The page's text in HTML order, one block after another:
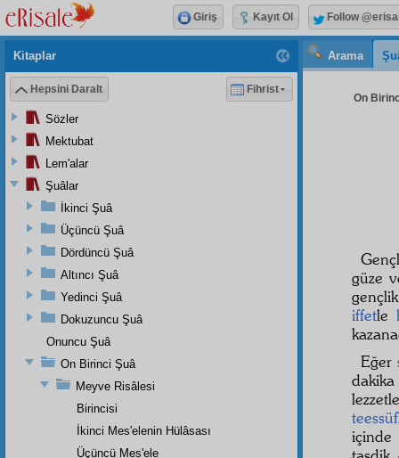
Arama
On
güze
iffetle
Eğer
dakika
teessüf
Kitaplar
Hepsini Daralt Fihrist
Sözler
Mektubat
Lem'alar
Şuâlar
İkinci Şuâ
Üçüncü Şuâ
Dördüncü Şuâ
Altıncı Şuâ
Yedinci Şuâ
Dokuzuncu Şuâ
Onuncu Şuâ
On Birinci Şuâ
Meyve Risâlesi
Birincisi
İkinci Mes'elenin Hülâsası
Üçüncü Mes'ele
Giriş Kayıt Ol Follow